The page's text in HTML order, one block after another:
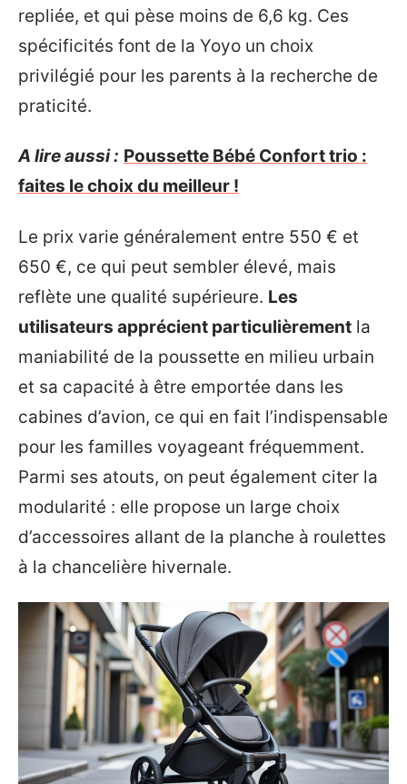
repliée, et qui pèse moins de 6,6 kg. Ces
spécificités font de la Yoyo un choix
privilégié pour les parents à la recherche de
praticité.
A lire aussi : Poussette Bébé Confort trio :
faites le choix du meilleur !
Le prix varie généralement entre 550 € et
650 €, ce qui peut sembler élevé, mais
reflète une qualité supérieure. Les
utilisateurs apprécient particulièrement la
maniabilité de la poussette en milieu urbain
et sa capacité à être emportée dans les
cabines d’avion, ce qui en fait l’indispensable
pour les familles voyageant fréquemment.
Parmi ses atouts, on peut également citer la
modularité : elle propose un large choix
d’accessoires allant de la planche à roulettes
à la chancelière hivernale.